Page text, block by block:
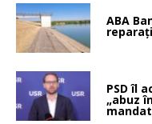
ABA
PSD îl
„abuz